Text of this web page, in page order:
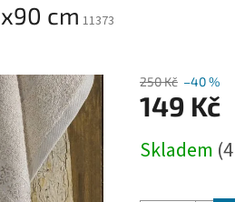
cm 11373
250 Kč –40 %
149 Kč
cena:
Skladem